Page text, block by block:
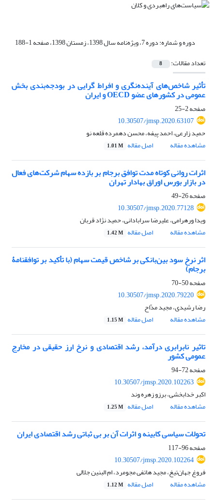
دوره و شماره:دوره 7، ویژه‌نامه سال 1398، زمستان 1398، صفحه 1-188
تعداد مقالات:
8
تأثیر شاخص‌های آینده‌نگری و افراط گرایی در بودجه‌بندی بخش
عمومی در کشورهای عضو OECD و ایران
صفحه2-25
10.30507/jmsp.2020.63107
حمید زارعی، احمد پیفه، محسن دهمرده قلعه نو
مشاهده مقاله
اصل مقاله 1.01 M
اثرات روانی کوتاه مدت توافق برجام بر بازده سهام شرکت‌های فعال
در بازار بورس اوراق بهادار تهران
صفحه26-49
10.30507/jmsp.2020.77128
ویدا ورهرامی، علیرضا سرابادانی، حمید نژاد قربان
مشاهده مقاله
اصل مقاله 1.42 M
اثر نرخ سود بین‌بانکی بر شاخص قیمت سهام (با تأکید بر توافقنامۀ
برجام)
صفحه50-70
10.30507/jmsp.2020.79220
رضا رشیدی، مجید مدّاح
مشاهده مقاله
اصل مقاله 1.15 M
تاثیر نابرابری درآمد، رشد اقتصادی و نرخ ارز حقیقی در مخارج
عمومی کشور
صفحه72-94
10.30507/jmsp.2020.102263
اکبر خدابخشی، برزو زهره وند
مشاهده مقاله
اصل مقاله 1.25 M
تحولات سیاسی کابینه و اثرات آن بر بی ثباتی رشد اقتصادی ایران
صفحه96-117
10.30507/jmsp.2020.102264
فروغ جهان‌تیغ، مجید هاتفی مجومرد، ام البنین جلالی
مشاهده مقاله
اصل مقاله 1.12 M